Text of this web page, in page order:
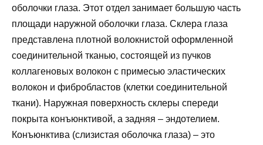
оболочки глаза. Этот отдел занимает большую часть
площади наружной оболочки глаза. Склера глаза
представлена плотной волокнистой оформленной
соединительной тканью, состоящей из пучков
коллагеновых волокон с примесью эластических
волокон и фибробластов (клетки соединительной
ткани). Наружная поверхность склеры спереди
покрыта конъюнктивой, а задняя – эндотелием.
Конъюнктива (слизистая оболочка глаза) – это